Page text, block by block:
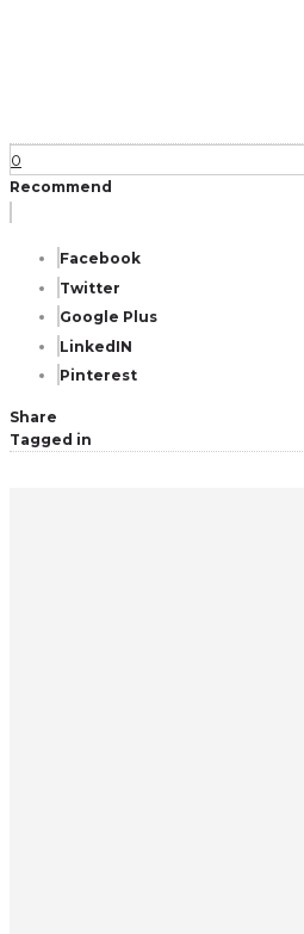
0
Recommend
Facebook
Twitter
Google Plus
LinkedIN
Pinterest
Share
Tagged in